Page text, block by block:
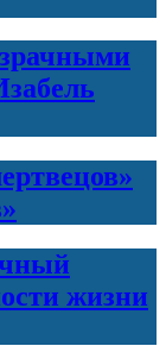
жизни